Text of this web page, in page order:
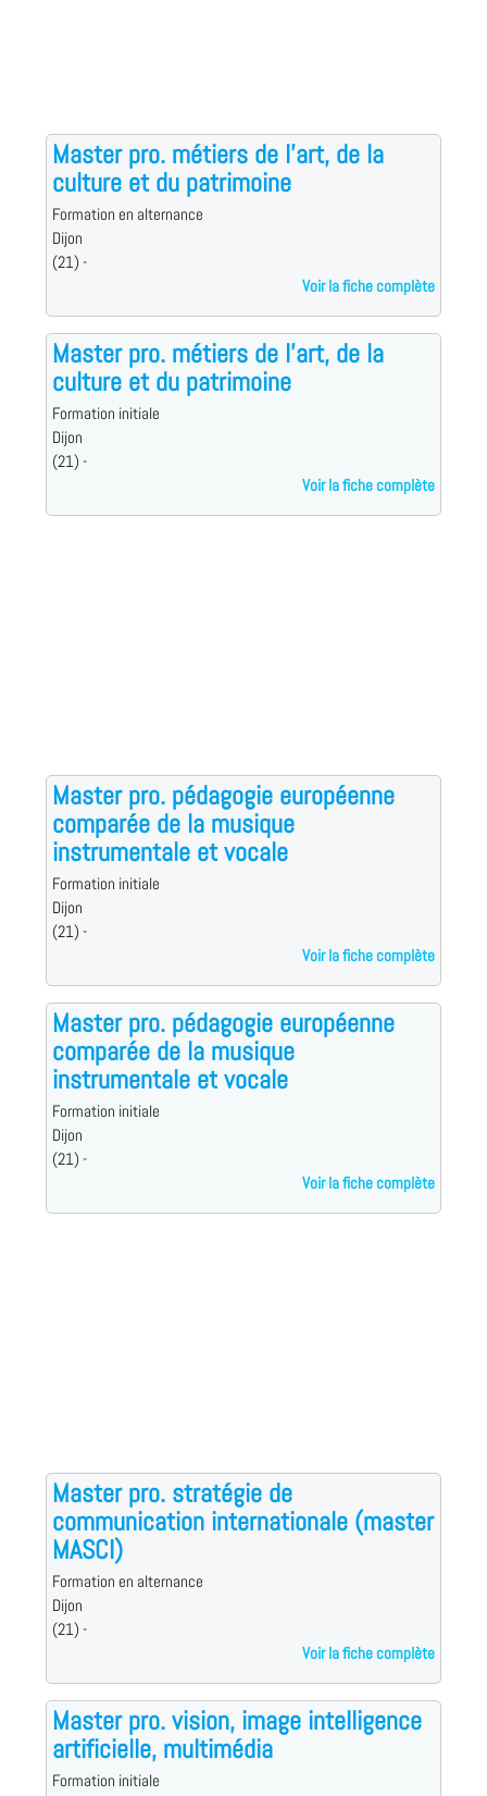
Master pro. métiers de l'art, de la
culture et du patrimoine
Formation en alternance
Dijon
(21) -
Voir la fiche complète
Master pro. métiers de l'art, de la
culture et du patrimoine
Formation initiale
Dijon
(21) -
Voir la fiche complète
Master pro. pédagogie européenne
comparée de la musique
instrumentale et vocale
Formation initiale
Dijon
(21) -
Voir la fiche complète
Master pro. pédagogie européenne
comparée de la musique
instrumentale et vocale
Formation initiale
Dijon
(21) -
Voir la fiche complète
Master pro. stratégie de
communication internationale (master
MASCI)
Formation en alternance
Dijon
(21) -
Voir la fiche complète
Master pro. vision, image intelligence
artificielle, multimédia
Formation initiale